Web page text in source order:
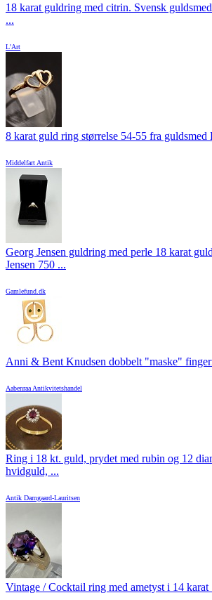
18 karat guldring med citrin. Svensk
...
L'Art
8 karat guld ring størrelse 54-55 fra guldsmed
Middelfart Antik
Georg Jensen guldring med perle 18 karat
Jensen 750 ...
Gamlefund.dk
Anni & Bent Knudsen dobbelt "maske"
Aabenraa Antikvitetshandel
Ring i 18 kt. guld, prydet med rubin og 12
hvidguld, ...
Antik Damgaard-Lauritsen
Vintage / Cocktail ring med ametyst i 14 karat